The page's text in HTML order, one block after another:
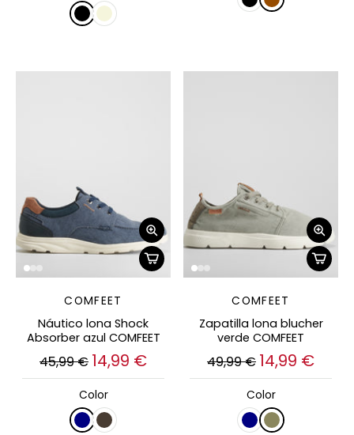
COMFEET
Náutico lona Shock
Absorber azul COMFEET
45,99 € 14,99 €
Color
COMFEET
Zapatilla lona blucher
verde COMFEET
49,99 € 14,99 €
Color